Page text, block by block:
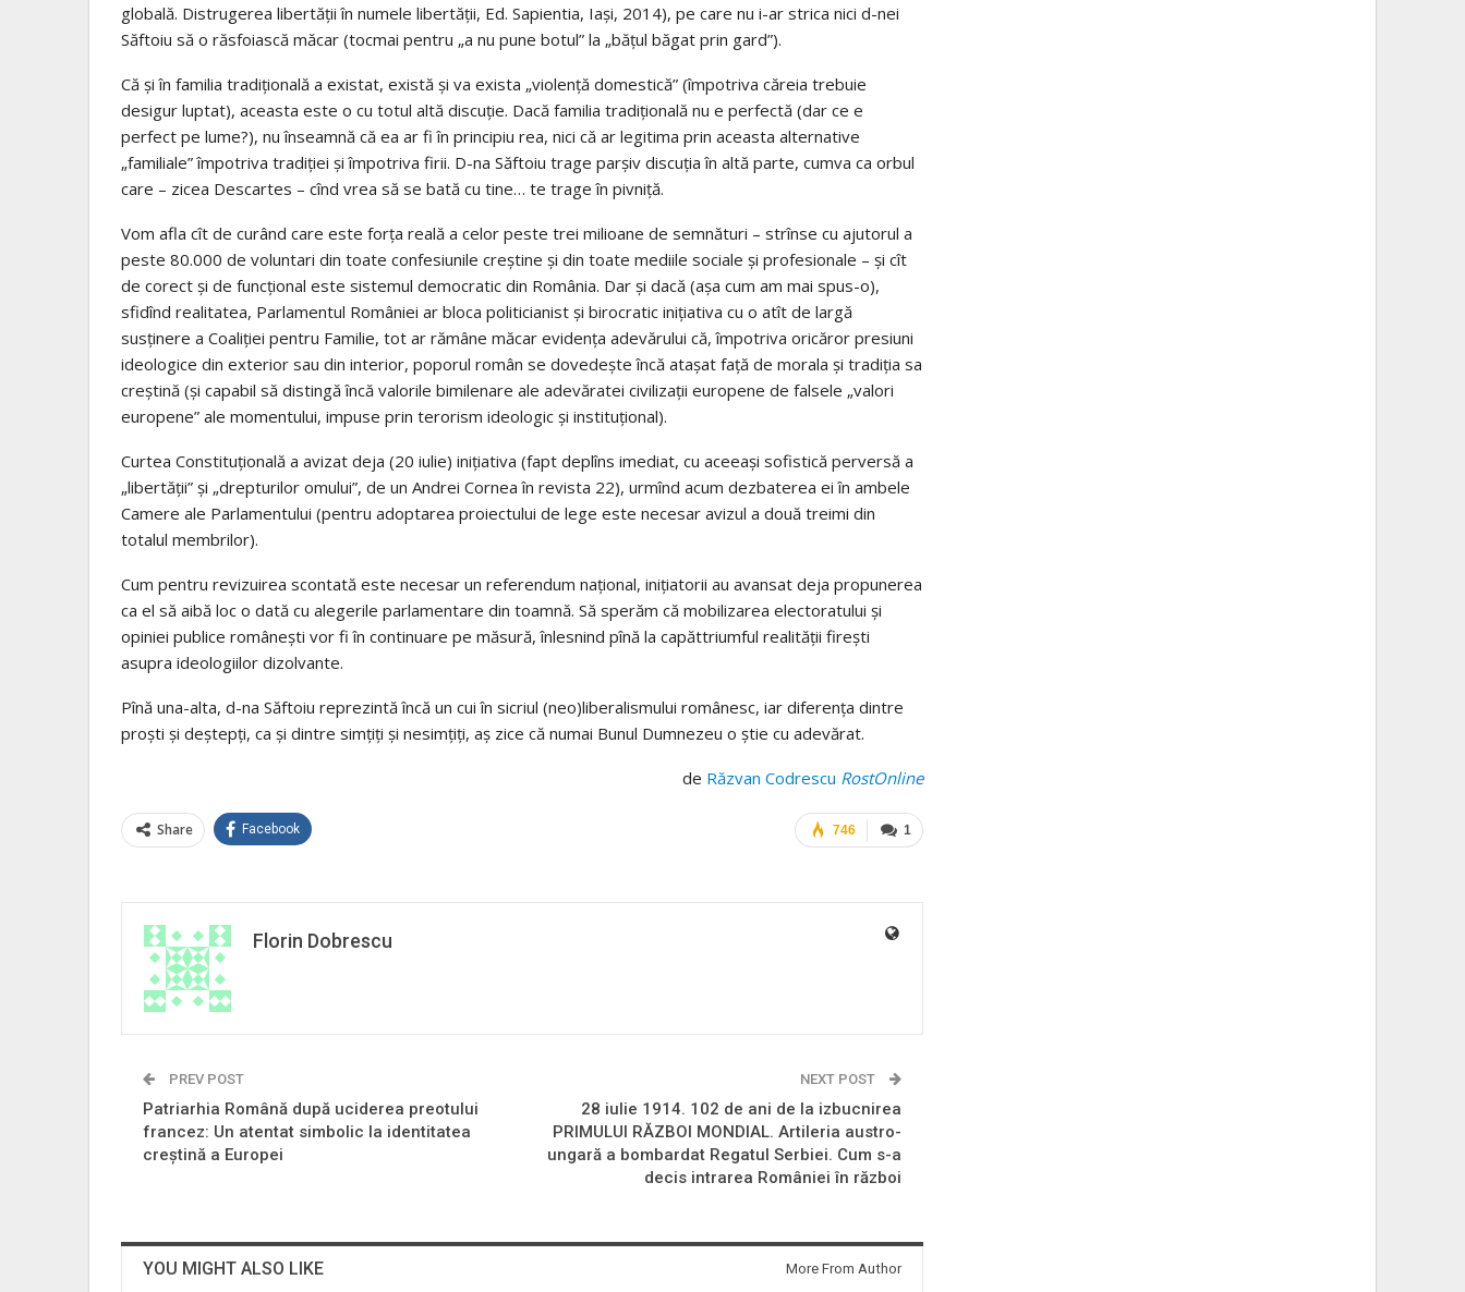
globală. Distrugerea libertății în numele libertății, Ed. Sapientia, Iași, 2014), pe care nu i-ar strica nici d-nei
Săftoiu să o răsfoiască măcar (tocmai pentru „a nu pune botul” la „bățul băgat prin gard”).
Că și în familia tradițională a existat, există și va exista „violență domestică” (împotriva căreia trebuie
desigur luptat), aceasta este o cu totul altă discuție. Dacă familia tradițională nu e perfectă (dar ce e
perfect pe lume?), nu înseamnă că ea ar fi în principiu rea, nici că ar legitima prin aceasta alternative
„familiale” împotriva tradiției și împotriva firii. D-na Săftoiu trage parșiv discuția în altă parte, cumva ca orbul
care – zicea Descartes – cînd vrea să se bată cu tine… te trage în pivniță.
Vom afla cît de curând care este forța reală a celor peste trei milioane de semnături – strînse cu ajutorul a
peste 80.000 de voluntari din toate confesiunile creștine și din toate mediile sociale și profesionale – și cît
de corect și de funcțional este sistemul democratic din România. Dar și dacă (așa cum am mai spus-o),
sfidînd realitatea, Parlamentul României ar bloca politicianist și birocratic inițiativa cu o atît de largă
susținere a Coaliției pentru Familie, tot ar rămâne măcar evidența adevărului că, împotriva oricăror presiuni
ideologice din exterior sau din interior, poporul român se dovedește încă atașat față de morala și tradiția sa
creștină (și capabil să distingă încă valorile bimilenare ale adevăratei civilizații europene de falsele „valori
europene” ale momentului, impuse prin terorism ideologic și instituțional).
Curtea Constituțională a avizat deja (20 iulie) inițiativa (fapt deplîns imediat, cu aceeași sofistică perversă a
„libertății” și „drepturilor omului”, de un Andrei Cornea în revista 22), urmînd acum dezbaterea ei în ambele
Camere ale Parlamentului (pentru adoptarea proiectului de lege este necesar avizul a două treimi din
totalul membrilor).
Cum pentru revizuirea scontată este necesar un referendum național, inițiatorii au avansat deja propunerea
ca el să aibă loc o dată cu alegerile parlamentare din toamnă. Să sperăm că mobilizarea electoratului și
opiniei publice românești vor fi în continuare pe măsură, înlesnind pînă la capăttriumful realității firești
asupra ideologiilor dizolvante.
Pînă una-alta, d-na Săftoiu reprezintă încă un cui în sicriul (neo)liberalismului românesc, iar diferența dintre
proști și deștepți, ca și dintre simțiți și nesimțiți, aș zice că numai Bunul Dumnezeu o știe cu adevărat.
de Răzvan Codrescu RostOnline
1
746
Share Facebook
Florin Dobrescu
PREV POST
Patriarhia Română după uciderea preotului
francez: Un atentat simbolic la identitatea
creștină a Europei
NEXT POST
28 iulie 1914. 102 de ani de la izbucnirea
PRIMULUI RĂZBOI MONDIAL. Artileria austro-
ungară a bombardat Regatul Serbiei. Cum s-a
decis intrarea României în război
YOU MIGHT ALSO LIKE More From Author